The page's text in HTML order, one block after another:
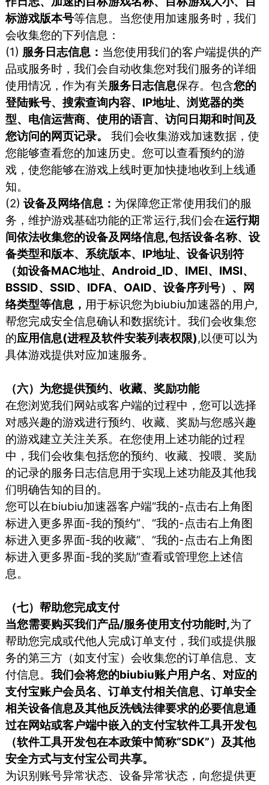
标游戏版本号等信息。当您使用加速服务时，我们
会收集您的下列信息：
(1) 服务日志信息： 当您使⽤我们的客户端提供的产
品或服务时，我们会⾃动收集您对我们服务的详细
使⽤情况，作为有关服务⽇志信息保存。包含您的
登陆账号、搜索查询内容、IP地址、浏览器的类
型、电信运营商、使⽤的语⾔、访问⽇期和时间及
您访问的⽹⻚记录。
我们会收集游戏加速数据，使
您能够查看您的加速历史。您可以查看预约的游
戏，使您能够在游戏上线时更加快捷地收到上线通
知。
(2)设备及网络信息： 为保障您正常使用我们的服
务，维护游戏基础功能的正常运行,我们会在运行期
间依法收集您的设备及网络信息,包括设备名称、设
备类型和版本、系统版本、IP地址、设备识别符
（如设备MAC地址、Android_ID、IMEI、IMSI、
BSSID、SSID、IDFA、OAID、设备序列号）、网
络类型等信息， 用于标识您为biubiu加速器的用户,
帮您完成安全信息确认和数据统计。我们会收集您
的应用信息(进程及软件安装列表权限),以便可以为
具体游戏提供对应加速服务。
（六）为您提供预约、收藏、奖励功能
在您浏览我们网站或客户端的过程中，您可以选择
对感兴趣的游戏进行预约、收藏、奖励与您感兴趣
的游戏建立关注关系。在您使用上述功能的过程
中，我们会收集包括您的预约、收藏、投喂、奖励
的记录的服务日志信息用于实现上述功能及其他我
们明确告知的目的。
您可以在biubiu加速器客户端“我的-点击右上角图
标进入更多界面-我的预约”、“我的-点击右上角图
标进入更多界面-我的收藏”、“我的-点击右上角图
标进入更多界面-我的奖励”查看或管理您上述信
息。
（七）帮助您完成支付
当您需要购买我们产品/服务使用支付功能时,为了
帮助您完成或代他人完成订单支付，我们或提供服
务的第三方（如支付宝）会收集您的订单信息、支
付信息。我们会将您的biubiu账户用户名、对应的
支付宝账户会员名、订单支付相关信息、订单安全
相关设备信息及其他反洗钱法律要求的必要信息通
过在网站或客户端中嵌入的支付宝软件工具开发包
（软件工具开发包在本政策中简称“SDK”）及其他
安全方式与支付宝公司共享。
为识别账号异常状态、设备异常状态，向您提供更